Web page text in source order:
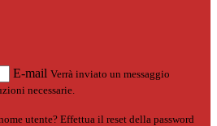
E-mail Verrà inviato un messaggio
necessarie.
utente? Effettua il reset della password